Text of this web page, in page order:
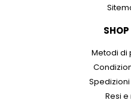
Metodi di
Resi